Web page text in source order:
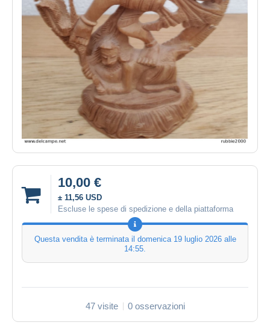
10,00 €
± 11,56 USD
Escluse le spese di spedizione e della piattaforma
Questa vendita è terminata il domenica 19 luglio 2026 alle
14:55.
47 visite 0 osservazioni